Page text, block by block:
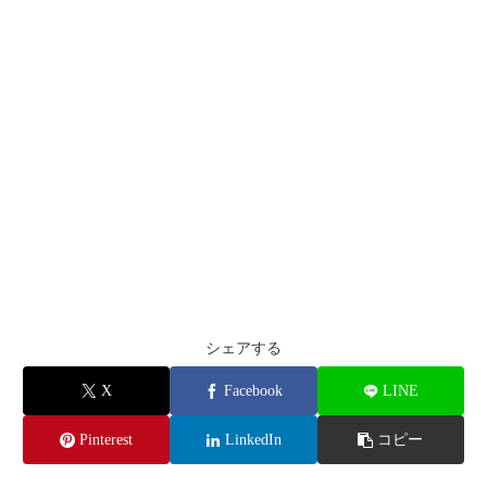
シェアする
X Facebook LINE
Pinterest LinkedIn コピー